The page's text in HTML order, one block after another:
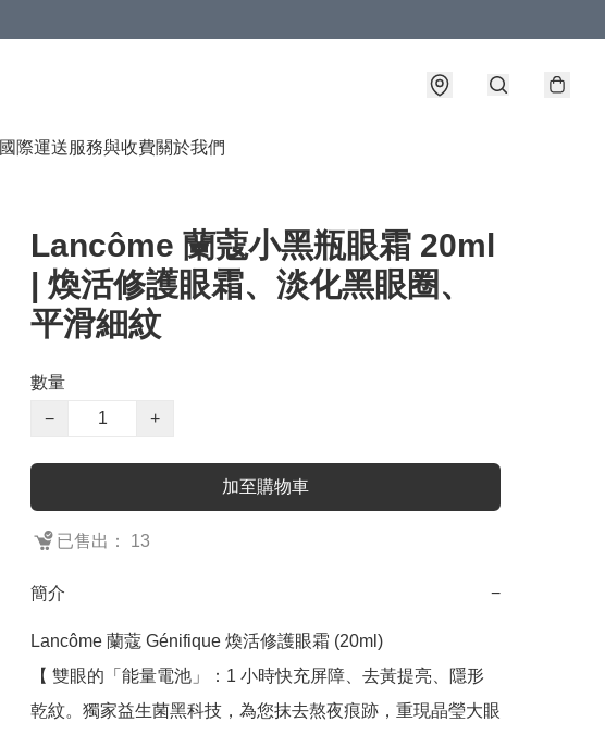
國際運送服務與收費關於我們
Lancôme 蘭蔻小黑瓶眼霜 20ml
| 煥活修護眼霜、淡化黑眼圈、
平滑細紋
數量
−
+
加至購物車
已售出： 13
簡介 −
Lancôme 蘭蔻 Génifique 煥活修護眼霜 (20ml)
【 雙眼的「能量電池」：1 小時快充屏障、去黃提亮、隱形
乾紋。獨家益生菌黑科技，為您抹去熬夜痕跡，重現晶瑩大眼